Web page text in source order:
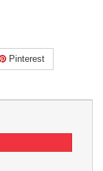
Pinterest